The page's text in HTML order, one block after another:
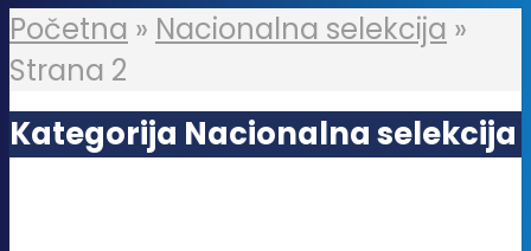
Početna » Nacionalna selekcija »
Strana 2
Kategorija Nacionalna selekcija